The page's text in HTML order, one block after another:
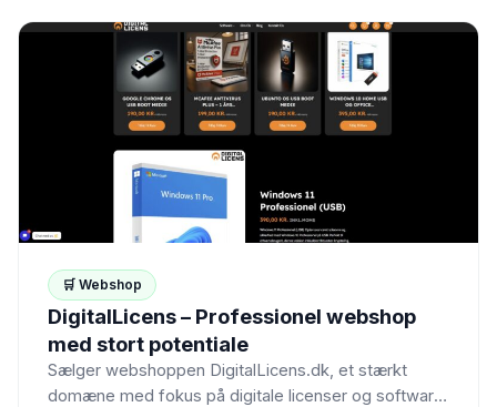
🛒 Webshop
DigitalLicens – Professionel webshop
med stort potentiale
Sælger webshoppen DigitalLicens.dk, et stærkt
domæne med fokus på digitale licenser og software.